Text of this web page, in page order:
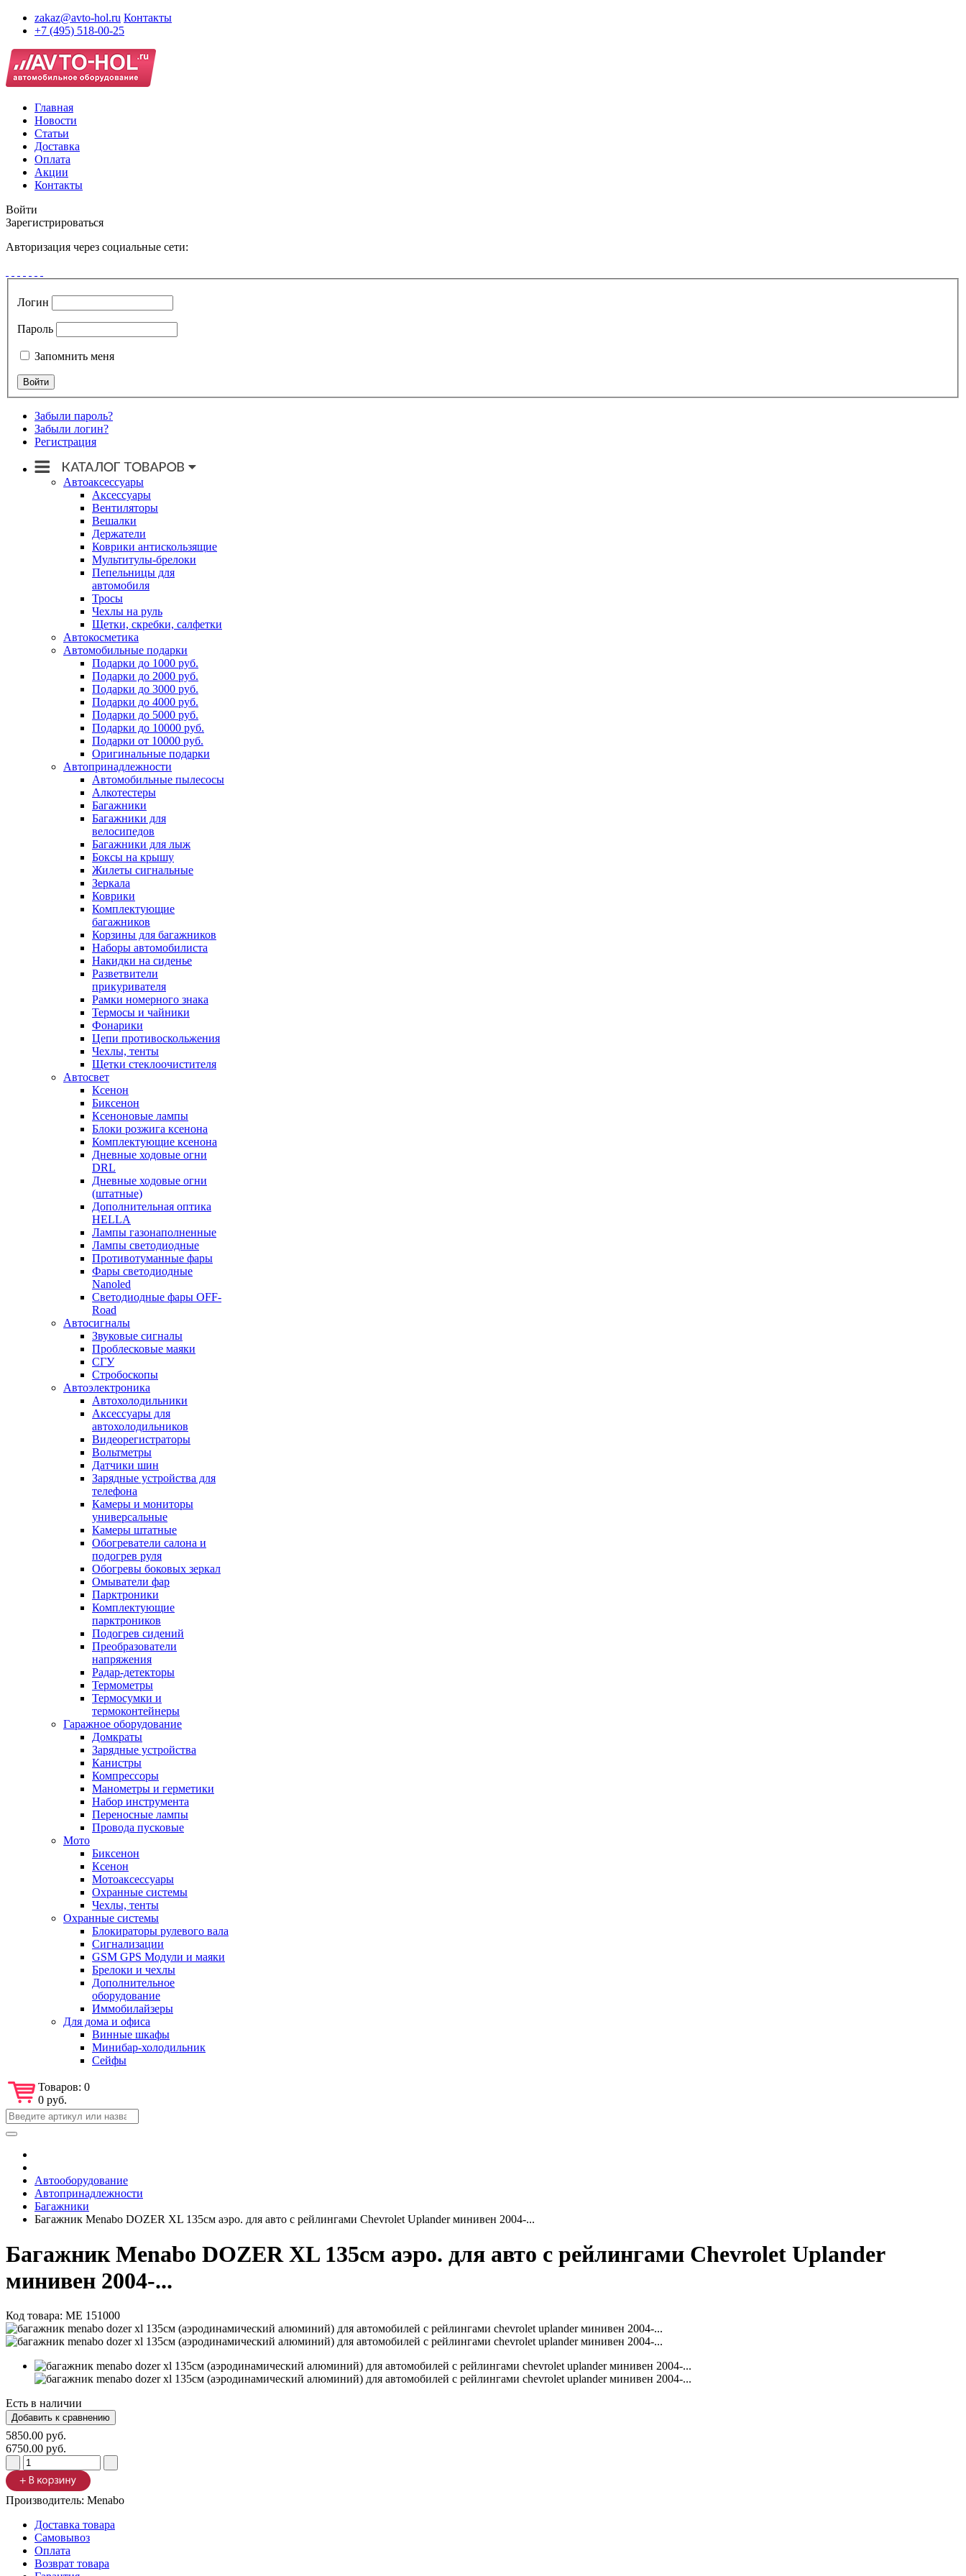
zakaz@avto-hol.ru Контакты
+7 (495) 518-00-25
Главная
Новости
Статьи
Доставка
Оплата
Акции
Контакты
Войти
Зарегистрироваться
Авторизация через социальные сети:
Логин
Пароль
Запомнить меня
Забыли пароль?
Забыли логин?
Регистрация
Автоаксессуары
Аксессуары
Вентиляторы
Вешалки
Держатели
Коврики антискользящие
Мультитулы-брелоки
Пепельницы для
автомобиля
Тросы
Чехлы на руль
Щетки, скребки, салфетки
Автокосметика
Автомобильные подарки
Подарки до 1000 руб.
Подарки до 2000 руб.
Подарки до 3000 руб.
Подарки до 4000 руб.
Подарки до 5000 руб.
Подарки до 10000 руб.
Подарки от 10000 руб.
Оригинальные подарки
Автопринадлежности
Автомобильные пылесосы
Алкотестеры
Багажники
Багажники для
велосипедов
Багажники для лыж
Боксы на крышу
Жилеты сигнальные
Зеркала
Коврики
Комплектующие
багажников
Корзины для багажников
Наборы автомобилиста
Накидки на сиденье
Разветвители
прикуривателя
Рамки номерного знака
Термосы и чайники
Фонарики
Цепи противоскольжения
Чехлы, тенты
Щетки стеклоочистителя
Автосвет
Ксенон
Биксенон
Ксеноновые лампы
Блоки розжига ксенона
Комплектующие ксенона
Дневные ходовые огни
DRL
Дневные ходовые огни
(штатные)
Дополнительная оптика
HELLA
Лампы газонаполненные
Лампы светодиодные
Противотуманные фары
Фары светодиодные
Nanoled
Светодиодные фары OFF-
Road
Автосигналы
Звуковые сигналы
Проблесковые маяки
СГУ
Стробоскопы
Автоэлектроника
Автохолодильники
Аксессуары для
автохолодильников
Видеорегистраторы
Вольтметры
Датчики шин
Зарядные устройства для
телефона
Камеры и мониторы
универсальные
Камеры штатные
Обогреватели салона и
подогрев руля
Обогревы боковых зеркал
Омыватели фар
Парктроники
Комплектующие
парктроников
Подогрев сидений
Преобразователи
напряжения
Радар-детекторы
Термометры
Термосумки и
термоконтейнеры
Гаражное оборудование
Домкраты
Зарядные устройства
Канистры
Компрессоры
Манометры и герметики
Набор инструмента
Переносные лампы
Провода пусковые
Мото
Биксенон
Ксенон
Мотоаксессуары
Охранные системы
Чехлы, тенты
Охранные системы
Блокираторы рулевого вала
Сигнализации
GSM GPS Модули и маяки
Брелоки и чехлы
Дополнительное
оборудование
Иммобилайзеры
Для дома и офиса
Винные шкафы
Минибар-холодильник
Сейфы
Товаров: 0
0 руб.
Автооборудование
Автопринадлежности
Багажники
Багажник Menabo DOZER XL 135см аэро. для авто с рейлингами Chevrolet Uplander минивен 2004-...
Багажник Menabo DOZER XL 135см аэро. для авто с рейлингами Chevrolet Uplander
минивен 2004-...
Код товара: ME 151000
Есть в наличии
5850.00 руб.
6750.00 руб.
Производитель: Menabo
Доставка товара
Самовывоз
Оплата
Возврат товара